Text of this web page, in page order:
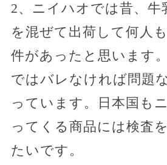
2、ニイハオでは昔、牛
を混ぜて出荷して何人
件があったと思います
ではバレなければ問題
っています。日本国も
ってくる商品には検査
たいです。